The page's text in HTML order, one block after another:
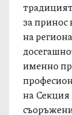
за принос
на
именно
на Секция